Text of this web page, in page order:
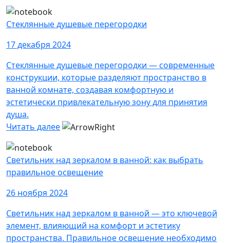
Стеклянные душевые перегородки
17 декабря 2024
Стеклянные душевые перегородки — современные
конструкции, которые разделяют пространство в
ванной комнате, создавая комфортную и
эстетически привлекательную зону для принятия
душа.
Читать далее
Светильник над зеркалом в ванной: как выбрать
правильное освещение
26 ноября 2024
Светильник над зеркалом в ванной — это ключевой
элемент, влияющий на комфорт и эстетику
пространства. Правильное освещение необходимо